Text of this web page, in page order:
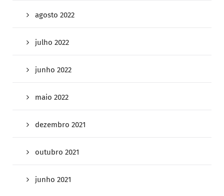
agosto 2022
julho 2022
junho 2022
maio 2022
dezembro 2021
outubro 2021
junho 2021